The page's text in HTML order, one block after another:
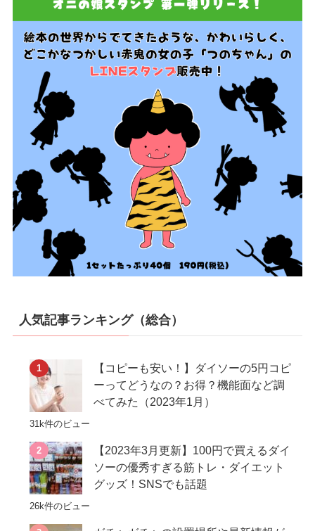
人気記事ランキング（総合）
【コピーも安い！】ダイソーの5円コピ
ーってどうなの？お得？機能面など調
べてみた（2023年1月）
31k件のビュー
【2023年3月更新】100円で買えるダイ
ソーの優秀すぎる筋トレ・ダイエット
グッズ！SNSでも話題
26k件のビュー